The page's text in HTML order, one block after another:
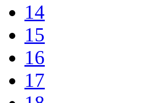
14
15
16
17